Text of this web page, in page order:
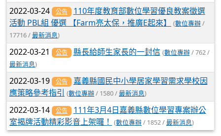
2022-03-24 公告
110年度教育部數位學習優良教案徵選
活動 PBL組 優選 【Farm亮太保，推廣E起來】
(數位專辦/
17716 /最新消息)
2022-03-21 公告 縣長給師生家長的一封信 (數位專辦/ 762 /
最新消息)
2022-03-19 公告
嘉義縣國民中小學居家學習需求學校因
應策略參考指引 (數位專辦/ 1580 /最新消息)
2022-03-14 公告
111年3月4日嘉義縣數位學習專案辦公
室揭牌活動精彩影音上架囉！
(數位專辦/ 1852 /最新消息)